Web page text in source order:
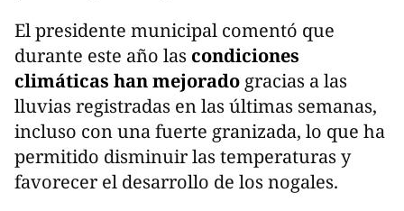
El presidente municipal comentó que
durante este año las condiciones
climáticas han mejorado gracias a las
lluvias registradas en las últimas semanas,
incluso con una fuerte granizada, lo que ha
permitido disminuir las temperaturas y
favorecer el desarrollo de los nogales.